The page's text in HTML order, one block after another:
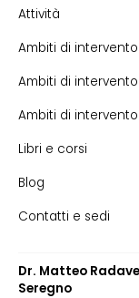
Attività
Ambiti di
Ambiti di
Ambiti di
Libri e corsi
Blog
Contatti e sedi
Dr. Matteo
Seregno